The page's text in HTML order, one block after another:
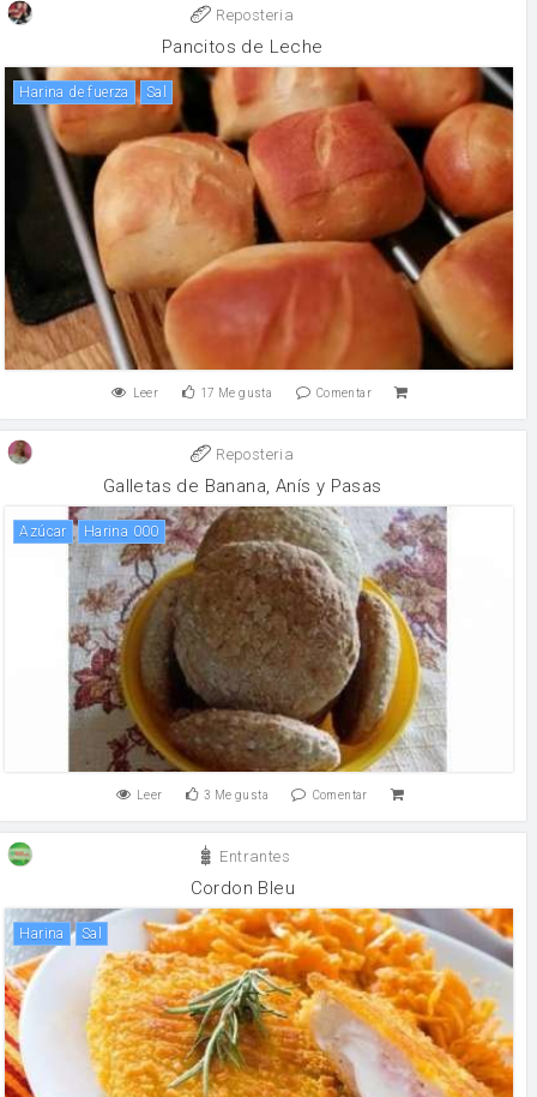
Reposteria
Pancitos de Leche
harina de fuerza sal
Leer 17 Me gusta Comentar
Reposteria
Galletas de Banana, Anís y Pasas
Azúcar Harina 000
Leer 3 Me gusta Comentar
Entrantes
Cordon Bleu
harina sal